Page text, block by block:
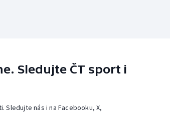
Sledujte ČT sport i
nás i na Facebooku, X,